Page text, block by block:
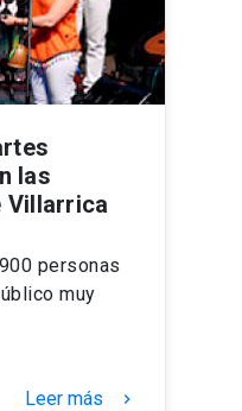
las
Villarrica
personas
muy
Leer más keyboard_arrow_right